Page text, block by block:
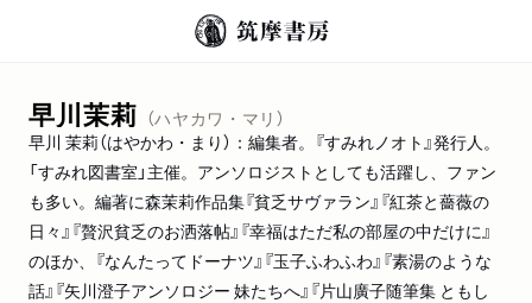
早川茉莉 （ハヤカワ・マリ）
早川 茉莉（はやかわ・まり）：編集者。『すみれノオト』発行人。
「すみれ図書室」主催。アンソロジストとしても活躍し、ファン
も多い。編著に森茉莉作品集『貧乏サヴァラン』『紅茶と薔薇の
日々』『贅沢貧乏のお洒落帖』『幸福はただ私の部屋の中だけに』
のほか、『なんたってドーナツ』『玉子ふわふわ』『素湯のような
話』『矢川澄子アンソロジー 妹たちへ』『片山廣子随筆集 ともし